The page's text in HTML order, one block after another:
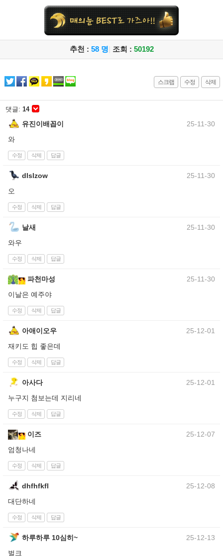
추천 : 58 명 조회 : 50192
스크랩 수정 삭제
댓글: 14
유진이배꼽이
25-11-30
와
수정 삭제 답글
dlslzow
25-11-30
오
수정 삭제 답글
날새
25-11-30
와우
수정 삭제 답글
파천마성
25-11-30
이날은 예주야
수정 삭제 답글
아애이오우
25-12-01
재키도 힙 좋은데
수정 삭제 답글
아사다
25-12-01
누구지 첨보는데 지리네
수정 삭제 답글
이즈
25-12-07
엄청나네
수정 삭제 답글
dhfhfkfl
25-12-08
대단하네
수정 삭제 답글
하루하루 10심히~
25-12-13
벌크